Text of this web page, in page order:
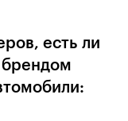
есть ли
брендом